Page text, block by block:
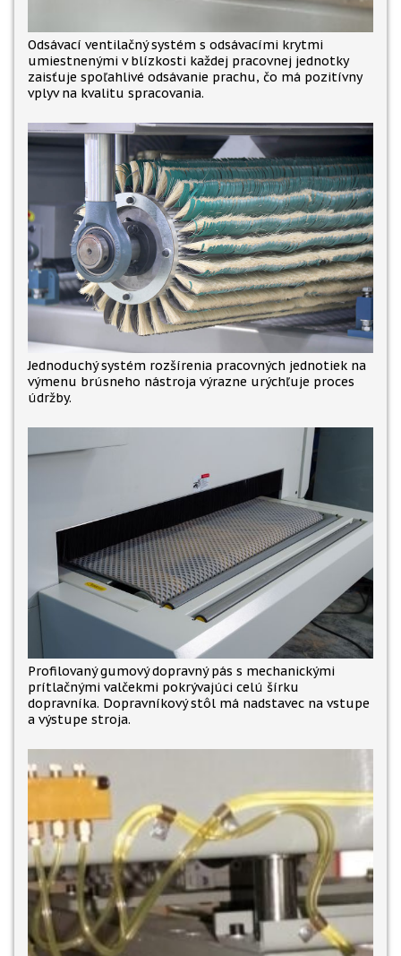
Odsávací ventilačný systém s odsávacími krytmi
umiestnenými v blízkosti každej pracovnej jednotky
zaisťuje spoľahlivé odsávanie prachu, čo má pozitívny
vplyv na kvalitu spracovania.
Jednoduchý systém rozšírenia pracovných jednotiek na
výmenu brúsneho nástroja výrazne urýchľuje proces
údržby.
Profilovaný gumový dopravný pás s mechanickými
prítlačnými valčekmi pokrývajúci celú šírku
dopravníka. Dopravníkový stôl má nadstavec na vstupe
a výstupe stroja.